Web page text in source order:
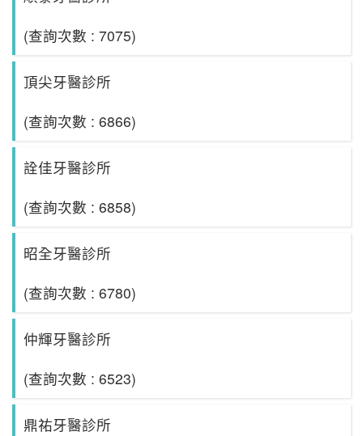
(查詢次數 : 7075)
頂尖牙醫診所
(查詢次數 : 6866)
詮佳牙醫診所
(查詢次數 : 6858)
昭全牙醫診所
(查詢次數 : 6780)
仲輝牙醫診所
(查詢次數 : 6523)
鼎祐牙醫診所